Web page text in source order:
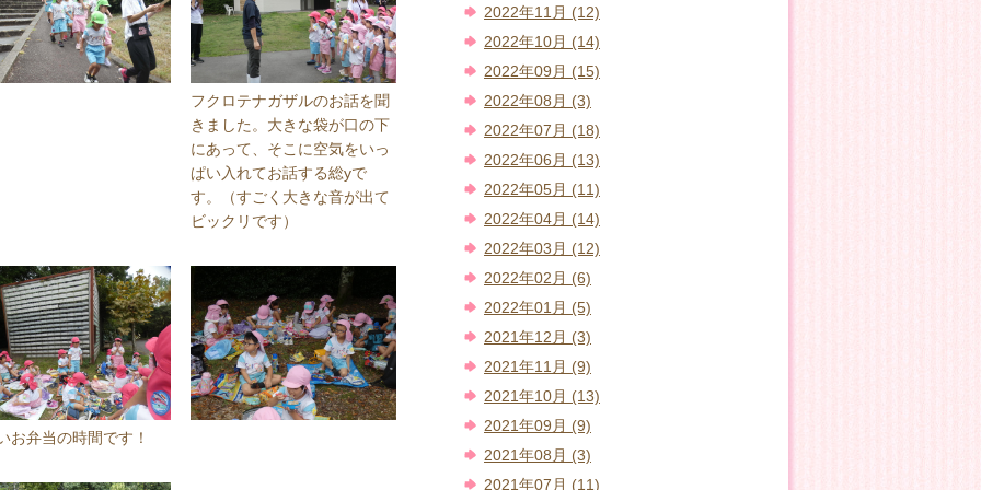
フクロテナガザルのお話を聞
きました。大きな袋が口の下
にあって、そこに空気をいっ
ぱい入れてお話する総yで
す。（すごく大きな音が出て
ビックリです）
お弁当の時間です！
2022年11月 (12)
2022年10月 (14)
2022年09月 (15)
2022年08月 (3)
2022年07月 (18)
2022年06月 (13)
2022年05月 (11)
2022年04月 (14)
2022年03月 (12)
2022年02月 (6)
2022年01月 (5)
2021年12月 (3)
2021年11月 (9)
2021年10月 (13)
2021年09月 (9)
2021年08月 (3)
2021年07月 (11)